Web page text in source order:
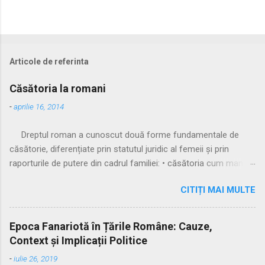
Articole de referinta
Căsătoria la romani
-aprilie 16, 2014
Dreptul roman a cunoscut două forme fundamentale de
căsătorie, diferențiate prin statutul juridic al femeii și prin
raporturile de putere din cadrul familiei: • căsătoria cum manus
și practicată a fost căsătoria cu manus, prin care femeia
trecea sub autoritatea soțului, devenind parte a familiei
acestuia. Spre sfârșitul Republicii, tot mai multe femei au
început să evite această subordonare, trăind în uniuni
nelegitime. Pentru a limita fenomenul, romanii au recunoscut și
căsătoria fără manus, care permitea femeii să rămână sub
CITIȚI MAI MULTE
Epoca Fanariotă în Țările Române: Cauze,
Context și Implicații Politice
-iulie 26, 2019